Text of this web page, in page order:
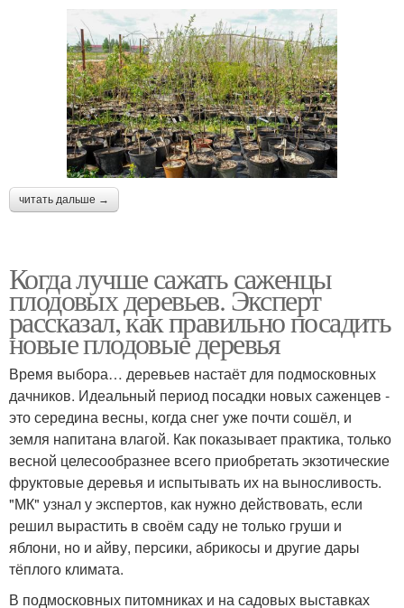
читать дальше →
Когда лучше сажать саженцы
плодовых деревьев. Эксперт
рассказал, как правильно посадить
новые плодовые деревья
Время выбора… деревьев настаёт для подмосковных
дачников. Идеальный период посадки новых саженцев -
это середина весны, когда снег уже почти сошёл, и
земля напитана влагой. Как показывает практика, только
весной целесообразнее всего приобретать экзотические
фруктовые деревья и испытывать их на выносливость.
"МК" узнал у экспертов, как нужно действовать, если
решил вырастить в своём саду не только груши и
яблони, но и айву, персики, абрикосы и другие дары
тёплого климата.
В подмосковных питомниках и на садовых выставках